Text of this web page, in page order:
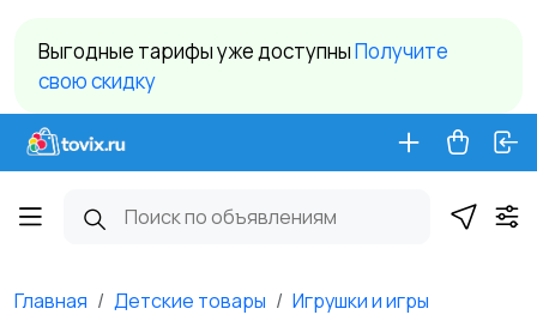
Выгодные тарифы уже доступныПолучите
свою скидку
Главная Детские товары Игрушки и игры